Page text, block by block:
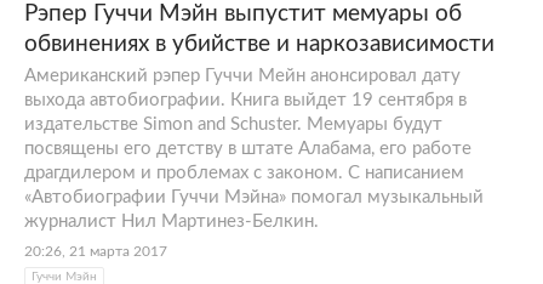
Рэпер Гуччи Мэйн выпустит мемуары об
обвинениях в убийстве и наркозависимости
Американский рэпер Гуччи Мейн анонсировал дату
выхода автобиографии. Книга выйдет 19 сентября в
издательстве Simon and Schuster. Мемуары будут
посвящены его детству в штате Алабама, его работе
драгдилером и проблемах с законом. С написанием
«Автобиографии Гуччи Мэйна» помогал музыкальный
журналист Нил Мартинез-Белкин.
20:26, 21 марта 2017
Гуччи Мэйн